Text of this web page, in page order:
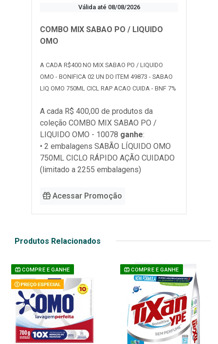
Válida até 08/08/2026
COMBO MIX SABAO PO / LIQUIDO
OMO
A CADA R$400 NO MIX SABAO PO / LIQUIDO
OMO - BONIFICA 02 UN DO ITEM 49873 - SABAO
LIQ OMO 750ML CICL RAP ACAO CUIDA - BNF 7%
A cada R$ 400,00 de produtos da
coleção COMBO MIX SABAO PO /
LIQUIDO OMO - 10078 ganhe:
• 2 embalagens SABÃO LÍQUIDO OMO
750ML CICLO RÁPIDO AÇÃO CUIDADO
(limitado a 2255 embalagens)
Acessar Promoção
Produtos Relacionados
COMPRE E GANHE COMPRE E GANHE